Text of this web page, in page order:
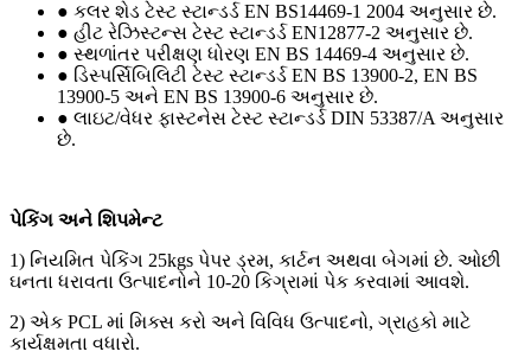
● કલર શેડ ટેસ્ટ સ્ટાન્ડર્ડ EN BS14469-1 2004 અનુસાર છે.
● હીટ રેઝિસ્ટન્સ ટેસ્ટ સ્ટાન્ડર્ડ EN12877-2 અનુસાર છે.
● સ્થળાંતર પરીક્ષણ ધોરણ EN BS 14469-4 અનુસાર છે.
● ડિસ્પર્સિબિલિટી ટેસ્ટ સ્ટાન્ડર્ડ EN BS 13900-2, EN BS
13900-5 અને EN BS 13900-6 અનુસાર છે.
● લાઇટ/વેધર ફાસ્ટનેસ ટેસ્ટ સ્ટાન્ડર્ડ DIN 53387/A અનુસાર
છે.
પેકિંગ અને શિપમેન્ટ
1) નિયમિત પેકિંગ 25kgs પેપર ડ્રમ, કાર્ટન અથવા બેગમાં છે. ઓછી
ઘનતા ધરાવતા ઉત્પાદનોને 10-20 કિગ્રામાં પેક કરવામાં આવશે.
2) એક PCL માં મિક્સ કરો અને વિવિધ ઉત્પાદનો, ગ્રાહકો માટે
કાર્યક્ષમતા વધારો.